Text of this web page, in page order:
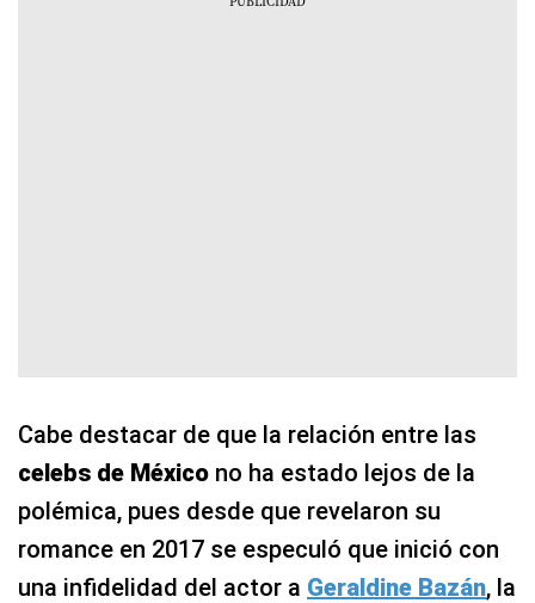
Cabe destacar de que la relación entre las
celebs de México no ha estado lejos de la
polémica, pues desde que revelaron su
romance en 2017 se especuló que inició con
una infidelidad del actor a Geraldine Bazán, la